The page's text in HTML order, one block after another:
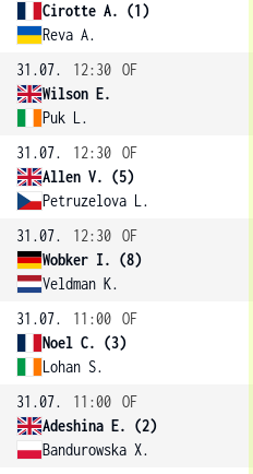
Cirotte A. (1)
Reva A.
31.07.
12:30 OF
Wilson E.
Puk L.
31.07.
12:30 OF
Allen V. (5)
Petruzelova L.
31.07.
12:30 OF
Wobker I. (8)
Veldman K.
31.07.
11:00 OF
Noel C. (3)
Lohan S.
31.07.
11:00 OF
Adeshina E. (2)
Bandurowska X.